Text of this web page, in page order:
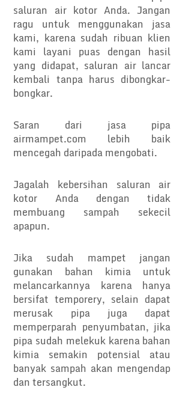
saluran air kotor Anda. Jangan
ragu untuk menggunakan jasa
kami, karena sudah ribuan klien
kami layani puas dengan hasil
yang didapat, saluran air lancar
kembali tanpa harus dibongkar-
bongkar.
Saran dari jasa pipa
airmampet.com lebih baik
mencegah daripada mengobati.
Jagalah kebersihan saluran air
kotor Anda dengan tidak
membuang sampah sekecil
apapun.
Jika sudah mampet jangan
gunakan bahan kimia untuk
melancarkannya karena hanya
bersifat temporery, selain dapat
merusak pipa juga dapat
memperparah penyumbatan, jika
pipa sudah melekuk karena bahan
kimia semakin potensial atau
banyak sampah akan mengendap
dan tersangkut.